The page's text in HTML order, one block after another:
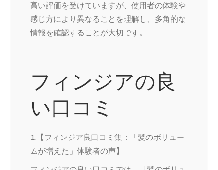
高い評価を受けていますが、使用者の体験や
感じ方により異なることを理解し、多角的な
情報を確認することが大切です。
フィンジアの良
い口コミ
1.【フィンジア良口コミ集：「髪のボリュー
ムが増えた」体験者の声】